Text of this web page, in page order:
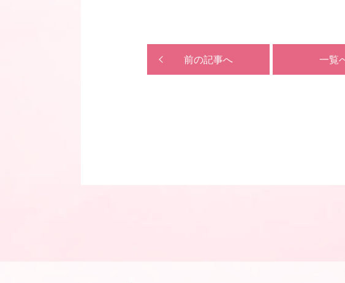
前の記事へ 一覧